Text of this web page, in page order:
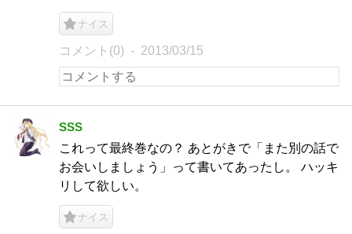
ナイス
コメント(0) 2013/03/15
SSS
これって最終巻なの？ あとがきで「また別の話で
お会いしましょう」って書いてあったし。 ハッキ
リして欲しい。
ナイス